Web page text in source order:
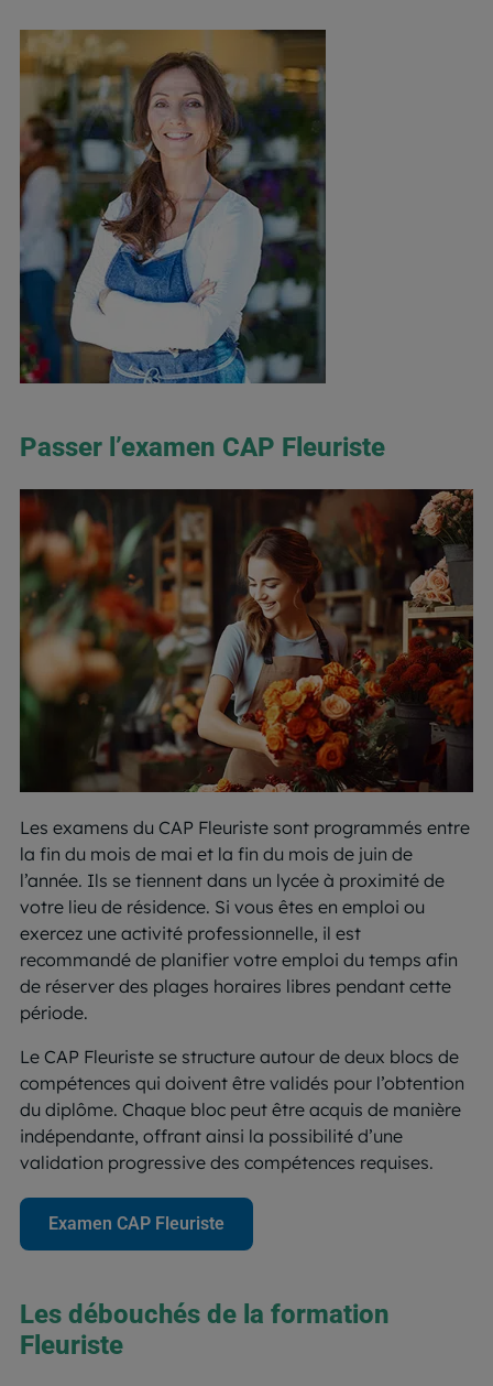
Passer l’examen CAP Fleuriste
Les examens du CAP Fleuriste sont programmés entre
la fin du mois de mai et la fin du mois de juin de
l’année. Ils se tiennent dans un lycée à proximité de
votre lieu de résidence. Si vous êtes en emploi ou
exercez une activité professionnelle, il est
recommandé de planifier votre emploi du temps afin
de réserver des plages horaires libres pendant cette
période.
Le CAP Fleuriste se structure autour de deux blocs de
compétences qui doivent être validés pour l’obtention
du diplôme. Chaque bloc peut être acquis de manière
indépendante, offrant ainsi la possibilité d’une
validation progressive des compétences requises.
Examen CAP Fleuriste
Les débouchés de la formation
Fleuriste